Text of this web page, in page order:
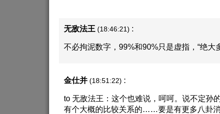
无敌法王 (18:46:21) :
不必拘泥数字，99%和90%只是虚指，“绝大
金仕并 (18:51:22) :
to 无敌法王：这个也难说，呵呵。说不定孙
有个大概的比较关系的……要是有更多八卦